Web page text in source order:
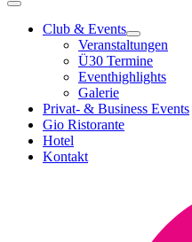
Club & Events
Veranstaltungen
Ü30 Termine
Eventhighlights
Galerie
Privat- & Business Events
Gio Ristorante
Hotel
Kontakt